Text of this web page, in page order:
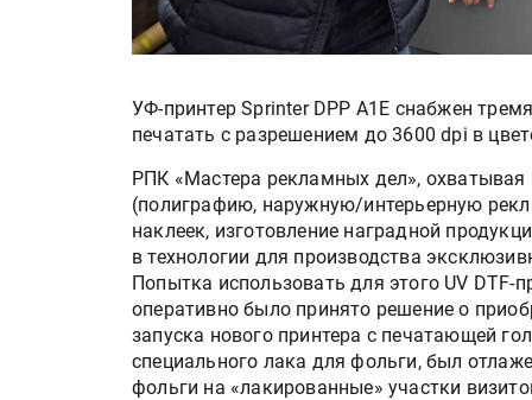
УФ-принтер Sprinter DPP A1E снабжен
печатать с разрешением до 3600 dpi в
РПК «Мастера рекламных дел»,
(полиграфию, наружную/интерьерную
наклеек, изготовление наградной
в технологии для производства
Попытка использовать для этого UV DTF-
оперативно было принято решение о
запуска нового принтера с печатающей
специального лака для фольги, был
фольги на «лакированные» участки